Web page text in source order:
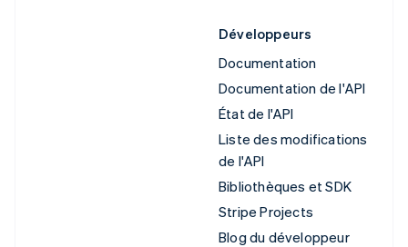
Développeurs
Documentation
Documentation de l'API
État de l'API
Liste des modifications
de l'API
Bibliothèques et SDK
Stripe Projects
Blog du développeur